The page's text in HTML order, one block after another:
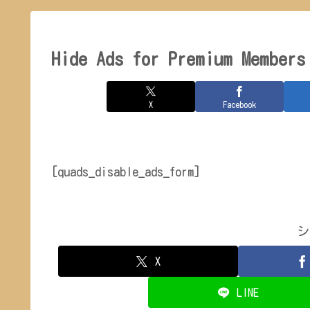
Hide Ads for Premium Members
X Facebook
[quads_disable_ads_form]
X
LINE